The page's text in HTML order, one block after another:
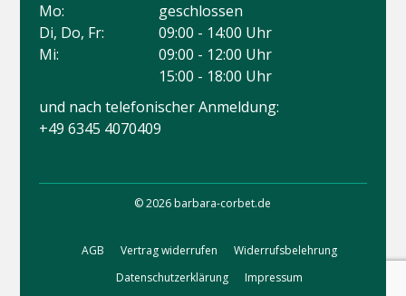
Mo:
geschlossen
Di, Do, Fr:
09:00 - 14:00 Uhr
Mi:
09:00 - 12:00 Uhr
15:00 - 18:00 Uhr
und nach telefonischer Anmeldung:
+49 6345 4070409
© 2026 barbara-corbet.de
AGB Vertrag widerrufen
Widerrufsbelehrung
Datenschutzerklärung
Impressum